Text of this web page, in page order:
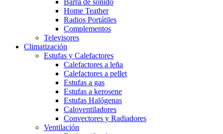
Barra de sonido
Home Teather
Radios Portátiles
Complementos
Televisores
Climatización
Estufas y Calefactores
Calefactores a leña
Calefactores a pellet
Estufas a gas
Estufas a kerosene
Estufas Halógenas
Caloventiladores
Convectores y Radiadores
Ventilación